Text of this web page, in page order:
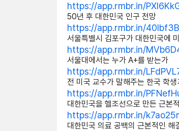
https://app.rmbr.in/
50년 후 대한민국 인구 전망
https://app.rmbr.in/
서울특별시 김포구가 대한민국에
https://app.rmbr.in/
서울대에서는 누가 A+를 받는가
https://app.rmbr.in/
전 미국 교수가 말해주는 한국 학생
https://app.rmbr.in/
대한민국을 헬조선으로 만든 근본
https://app.rmbr.in/
대한민국 의료 공백의 근본적인 해